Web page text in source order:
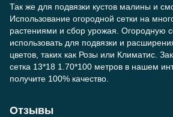
Так же для подвязки кустов малины и
Использование огородной сетки на
растениями и сбор урожая. Огородную
использовать для подвязки и
цветов, таких как Розы или Климатис.
сетка 13*18 1.70*100 метров в нашем
получите 100% качество.
Отзывы